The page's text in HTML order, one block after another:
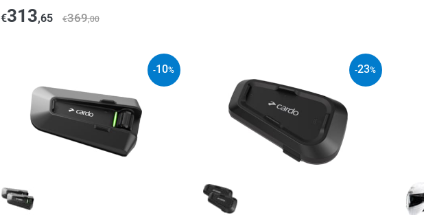
€313,65 €369,00
-10% -23%